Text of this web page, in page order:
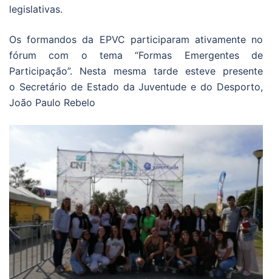
legislativas.
Os formandos da EPVC participaram ativamente no
fórum com o tema “Formas Emergentes de
Participação”. Nesta mesma tarde esteve presente
o Secretário de Estado da Juventude e do Desporto,
João Paulo Rebelo